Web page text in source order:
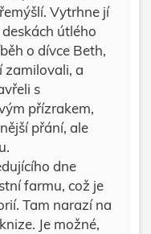
Vytrhne jí
útlého
o dívce Beth,
zamilovali, a
s
přízrakem,
přání, ale
dne
farmu, což je
Tam narazí na
Je možné,